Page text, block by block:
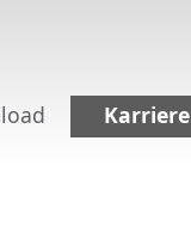
Karriere